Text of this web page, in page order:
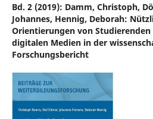
Bd. 2 (2019): Damm, Christoph,
Johannes, Hennig, Deborah:
Orientierungen von
digitalen Medien in der
Forschungsbericht